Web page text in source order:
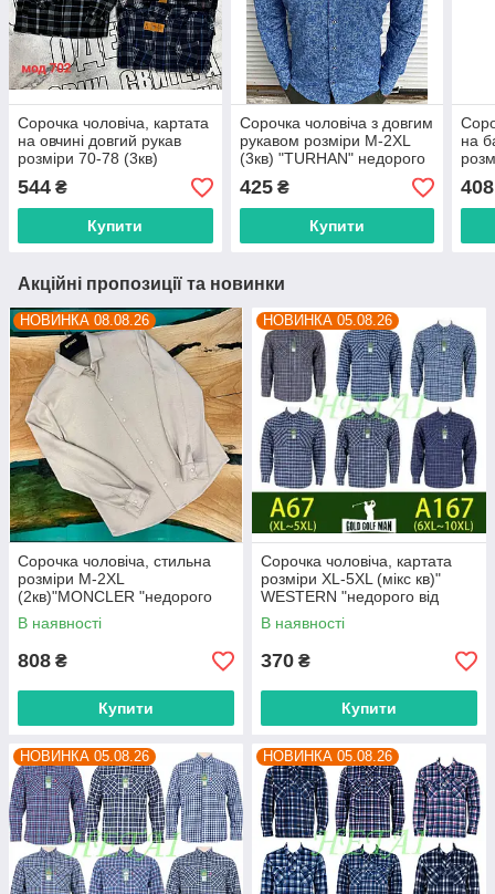
Сорочка чоловіча, картата
на овчині довгий рукав
розміри 70-78 (3кв)
"VICTORY" недорого від
прямого постачальника
544 ₴
Купити
Сорочка чоловіча з довгим
рукавом розміри M-2XL
(3кв) "TURHAN" недорого
від прямого
постачальника
425₴
Купити
на
408
Акційні пропозиції та новинки
НОВИНКА 08.08.26
Сорочка чоловіча, стильна
розміри M-2XL
(2кв)"MONCLER "недорого
від прямого постачальника
В наявності
808 ₴
Купити
НОВИНКА 05.08.26
Сорочка чоловіча, картата
розміри XL-5XL (мікс кв)"
WESTERN "недорого від
прямого постачальника
В наявності
370 ₴
Купити
НОВИНКА 05.08.26 НОВИНКА 05.08.26